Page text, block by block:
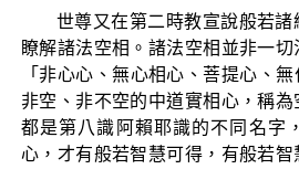
世尊又在第二時教宣說般若
瞭解諸法空相。諸法空相並非一
「非心心、無心相心、菩提心、
非空、非不空的中道實相心，稱
都是第八識阿賴耶識的不同名字
心，才有般若智慧可得，有般若